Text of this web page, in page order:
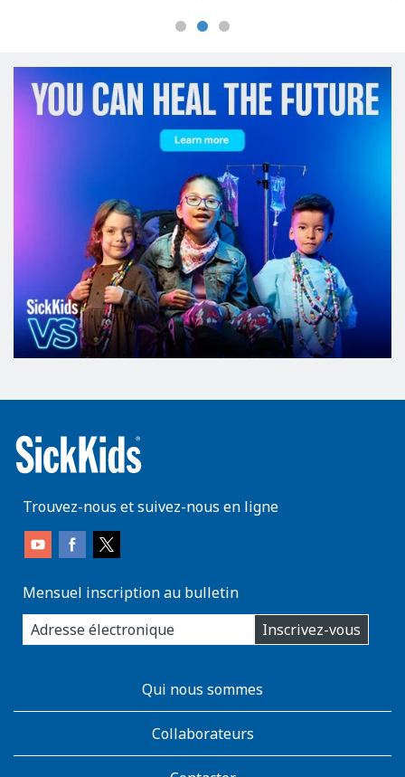
Trouvez-nous et suivez-nous en ligne
Mensuel inscription au bulletin
enter
you
email
Inscrivez-vous
AboutKidsHealthQui nous sommes
Collaborateurs